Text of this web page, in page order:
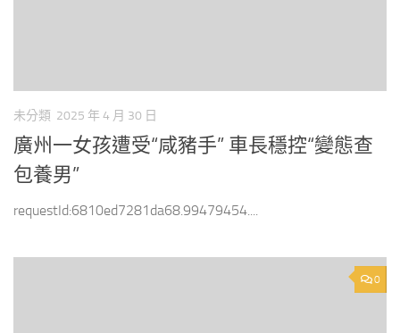
未分類 2025 年 4 月 30 日
廣州一女孩遭受“咸豬手” 車長穩控“變態查
包養男”
requestId:6810ed7281da68.99479454....
0